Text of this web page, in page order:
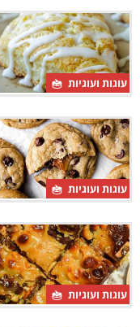
עוגות ועוגיות
עוגות ועוגיות
עוגות ועוגיות